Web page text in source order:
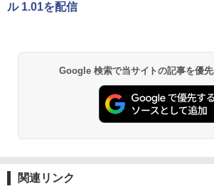
ル 1.01を配信
Google 検索で当サイトの記事を優
関連リンク